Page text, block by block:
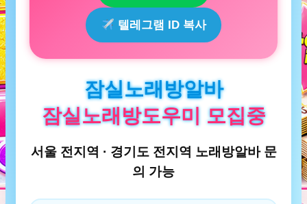
텔레그램 ID 복사
잠실노래방알바
잠실노래방도우미 모집중
서울 전지역 · 경기도 전지역 노래방알바 문
의 가능